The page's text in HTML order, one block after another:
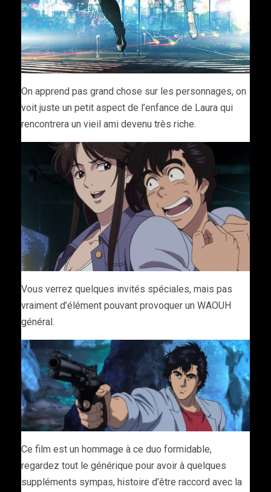
On apprend pas grand chose sur les personnages, on
voit juste un petit aspect de l’enfance de Laura qui
rencontrera un vieil ami devenu très riche.
Vous verrez quelques invités spéciales, mais pas
vraiment d’élément pouvant provoquer un WAOUH
général.
Ce film est un hommage à ce duo formidable,
regardez tout le générique pour avoir à quelques
suppléments sympas, histoire d’être raccord avec la